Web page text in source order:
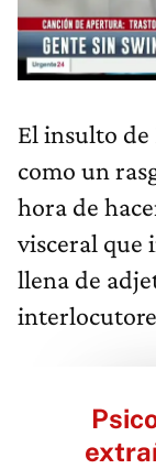
El insulto de
como un
hora de
visceral que
llena de